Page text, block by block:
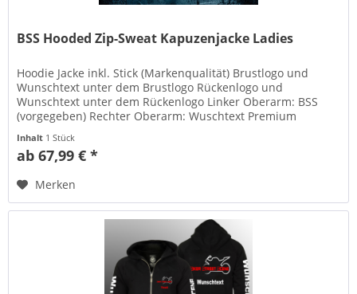
BSS Hooded Zip-Sweat Kapuzenjacke Ladies
Hoodie Jacke inkl. Stick (Markenqualität) Brustlogo und
Wunschtext unter dem Brustlogo Rückenlogo und
Wunschtext unter dem Rückenlogo Linker Oberarm: BSS
(vorgegeben) Rechter Oberarm: Wuschtext Premium
Inhalt 1 Stück
ab 67,99 € *
Merken